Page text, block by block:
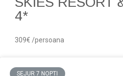
4*
309€ /persoana
SEJUR 7 NOPTI